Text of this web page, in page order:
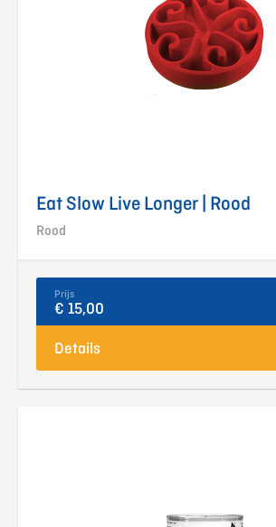
Eat Slow Live Longer | Rood
Rood
Prijs
€ 15,00
Details